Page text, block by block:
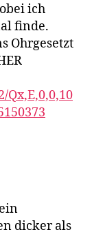
ich
finde.
Ohrgesetzt
dicker als